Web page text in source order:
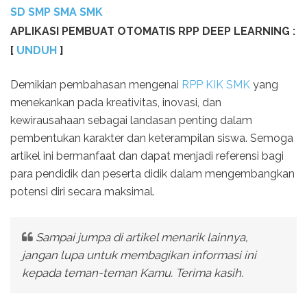
SD SMP SMA SMK
APLIKASI PEMBUAT OTOMATIS RPP DEEP LEARNING :
[ UNDUH ]
Demikian pembahasan mengenai RPP KIK SMK yang
menekankan pada kreativitas, inovasi, dan
kewirausahaan sebagai landasan penting dalam
pembentukan karakter dan keterampilan siswa. Semoga
artikel ini bermanfaat dan dapat menjadi referensi bagi
para pendidik dan peserta didik dalam mengembangkan
potensi diri secara maksimal.
Sampai jumpa di artikel menarik lainnya,
jangan lupa untuk membagikan informasi ini
kepada teman-teman Kamu. Terima kasih.